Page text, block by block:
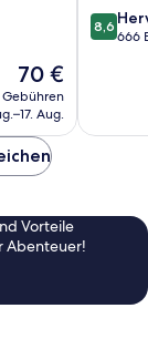
Der
Preis
beträgt
70 €
Aug.
8.6
von
8,6
666
Vorteile
Abenteuer!